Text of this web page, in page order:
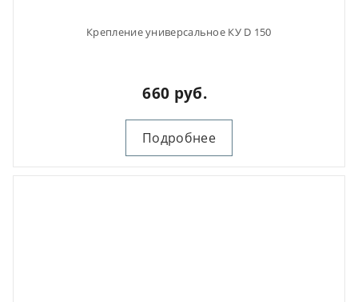
Крепление универсальное КУ D 150
660 руб.
Подробнее